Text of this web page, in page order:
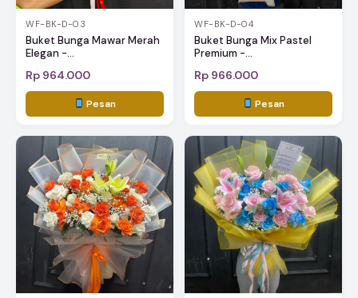
WF-BK-D-03
Buket Bunga Mawar Merah
Elegan -...
Rp 964.000
Pesan
WF-BK-D-04
Buket Bunga Mix Pastel
Premium -...
Rp 966.000
Pesan